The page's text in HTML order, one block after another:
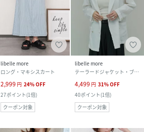
libelle more
ロング・マキシスカート
2,999 円 24%OFF
27ポイント(1倍)
クーポン対象
libelle more
テーラードジャケット・ブレザー
4,499 円 31%OFF
40ポイント(1倍)
クーポン対象